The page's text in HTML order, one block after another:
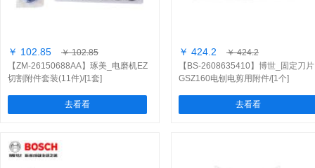
￥ 102.85
￥ 102.85
【ZM-26150688AA】琢美_电磨机EZ
切割附件套装(11件)/[1套]
去看看
￥ 424.2
￥ 424.2
【BS-2608635410】博世_固定刀片
GSZ160电刨电剪用附件/[1个]
去看看